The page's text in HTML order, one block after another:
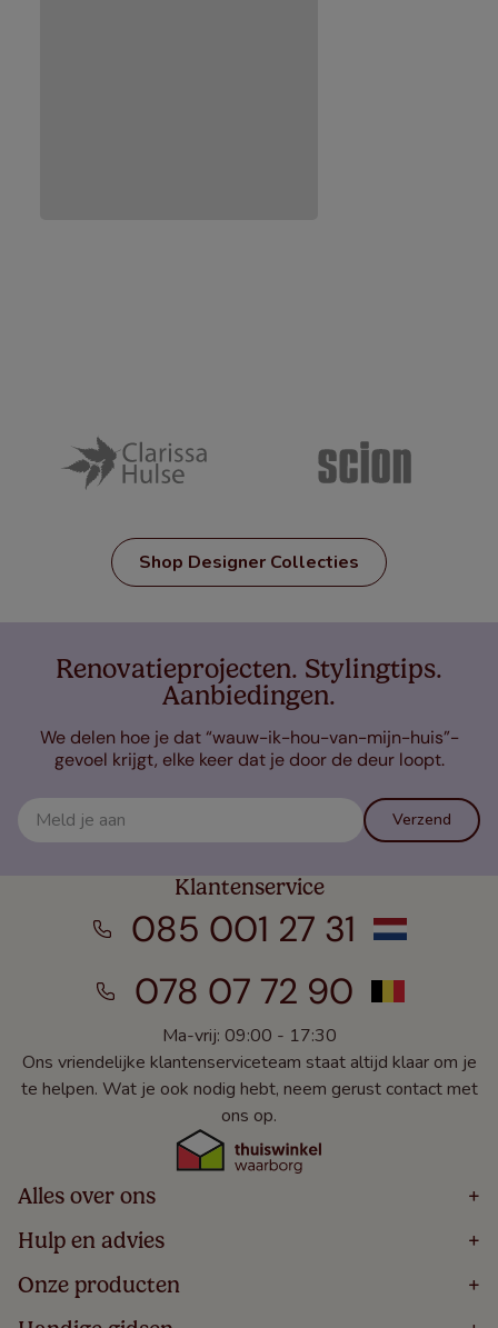
Shop Designer Collecties
Renovatieprojecten. Stylingtips.
Aanbiedingen.
We delen hoe je dat “wauw-ik-hou-van-mijn-huis”-
gevoel krijgt, elke keer dat je door de deur loopt.
Verzend
Klantenservice
085 001 27 31
078 07 72 90
Ma-vrij: 09:00 - 17:30
Ons vriendelijke klantenserviceteam staat altijd klaar om je
te helpen. Wat je ook nodig hebt, neem gerust contact met
ons op.
Alles over ons +
Home
Over
Bestellen
Hulp en advies +
Volg Je Bestelling
Levering
Onze producten +
Houten Jaloezieën